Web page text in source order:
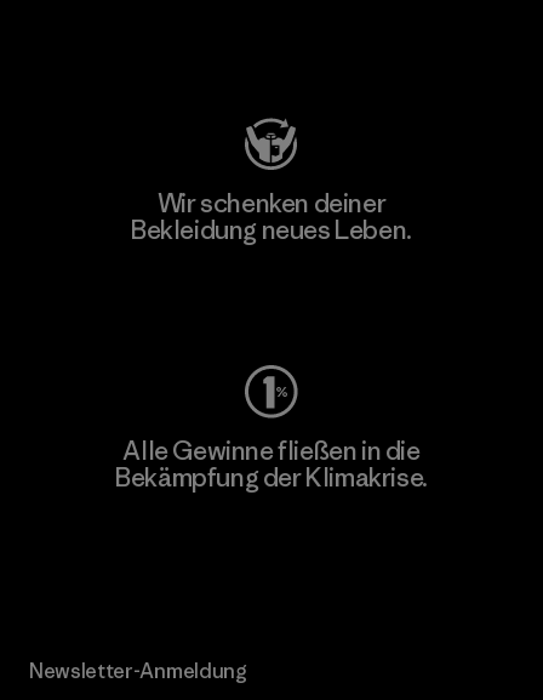
Wir schenken deiner
Bekleidung neues Leben.
Alle Gewinne fließen in die
Bekämpfung der Klimakrise.
Newsletter-Anmeldung